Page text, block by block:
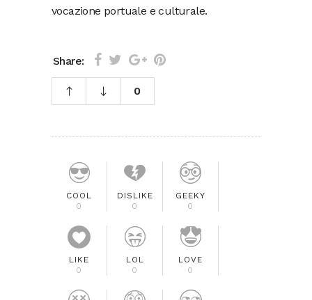
vocazione portuale e culturale.
Share:
0
COOL
0
DISLIKE
0
GEEKY
0
LIKE
0
LOL
0
LOVE
0